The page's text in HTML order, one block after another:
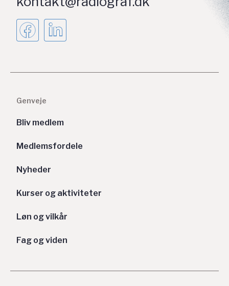
Genveje
Bliv medlem
Medlemsfordele
Nyheder
Kurser og aktiviteter
Løn og vilkår
Fag og viden